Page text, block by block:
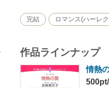
完結 ロマンス(ハーレ
作品ラインナップ
情熱